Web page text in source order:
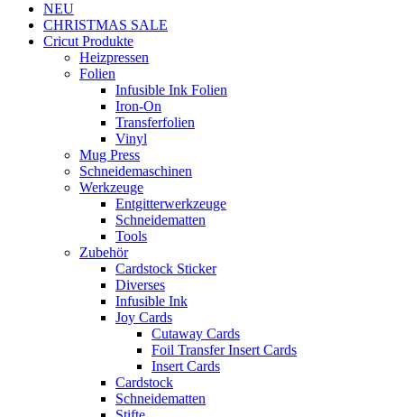
NEU
CHRISTMAS SALE
Cricut Produkte
Heizpressen
Folien
Infusible Ink Folien
Iron-On
Transferfolien
Vinyl
Mug Press
Schneidemaschinen
Werkzeuge
Entgitterwerkzeuge
Schneidematten
Tools
Zubehör
Cardstock Sticker
Diverses
Infusible Ink
Joy Cards
Cutaway Cards
Foil Transfer Insert Cards
Insert Cards
Cardstock
Schneidematten